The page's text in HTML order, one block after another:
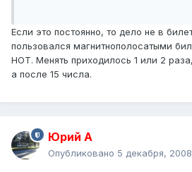
Если это постоянно, то дело не в
пользовался магнитнополосатыми
НОТ. Менять приходилось 1 или 2
а после 15 числа.
Юрий А
Опубликовано 5 декабря, 2008